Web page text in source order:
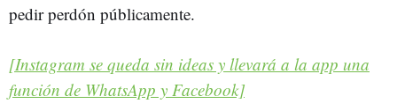
pedir perdón públicamente.
[Instagram se queda sin ideas y llevará a la app una
función de WhatsApp y Facebook]